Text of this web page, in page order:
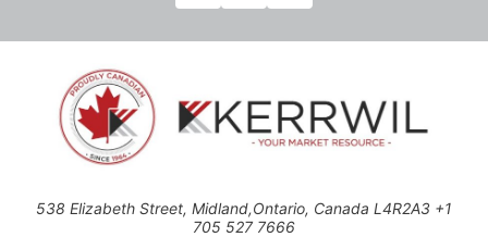
538 Elizabeth Street, Midland,Ontario, Canada L4R2A3 +1
705 527 7666